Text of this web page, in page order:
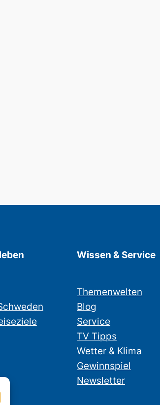
Wissen & Service
Themenwelten
Blog
Service
TV Tipps
Wetter & Klima
Gewinnspiel
Newsletter